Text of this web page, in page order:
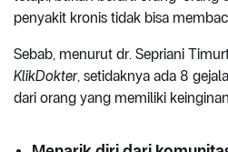
penyakit kronis tidak bisa
Sebab, menurut dr. Sepriani
KlikDokter, setidaknya ada 8
dari orang yang memiliki